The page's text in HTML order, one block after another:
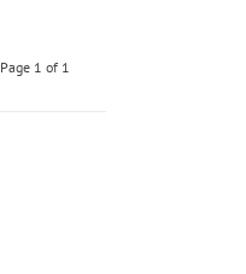
Page 1 of 1